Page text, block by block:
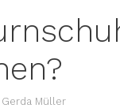
Gerda Müller